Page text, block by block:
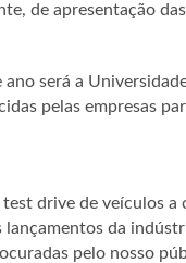
de apresentação
ano será a
pelas empresas
test drive de veículos
da
pelo nosso